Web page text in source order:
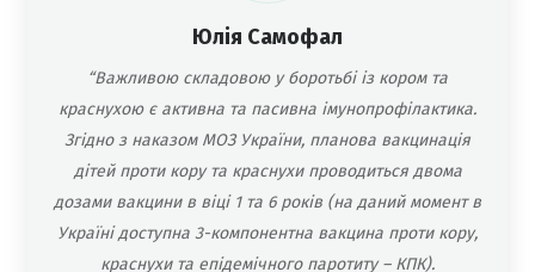
Юлія Самофал
“Важливою складовою у боротьбі із кором та
краснухою є активна та пасивна імунопрофілактика.
Згідно з наказом МОЗ України, планова вакцинація
дітей проти кору та краснухи проводиться двома
дозами вакцини в віці 1 та 6 років (на даний момент в
Україні доступна 3-компонентна вакцина проти кору,
краснухи та епідемічного паротиту – КПК).